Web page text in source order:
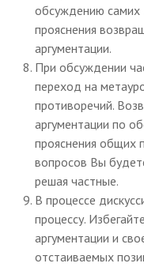
обсуждению самих
прояснения
аргументации.
При обсуждении
переход на
противоречий.
аргументации по
прояснения общих
вопросов Вы
решая частные.
В процессе
процессу.
аргументации и
отстаиваемых